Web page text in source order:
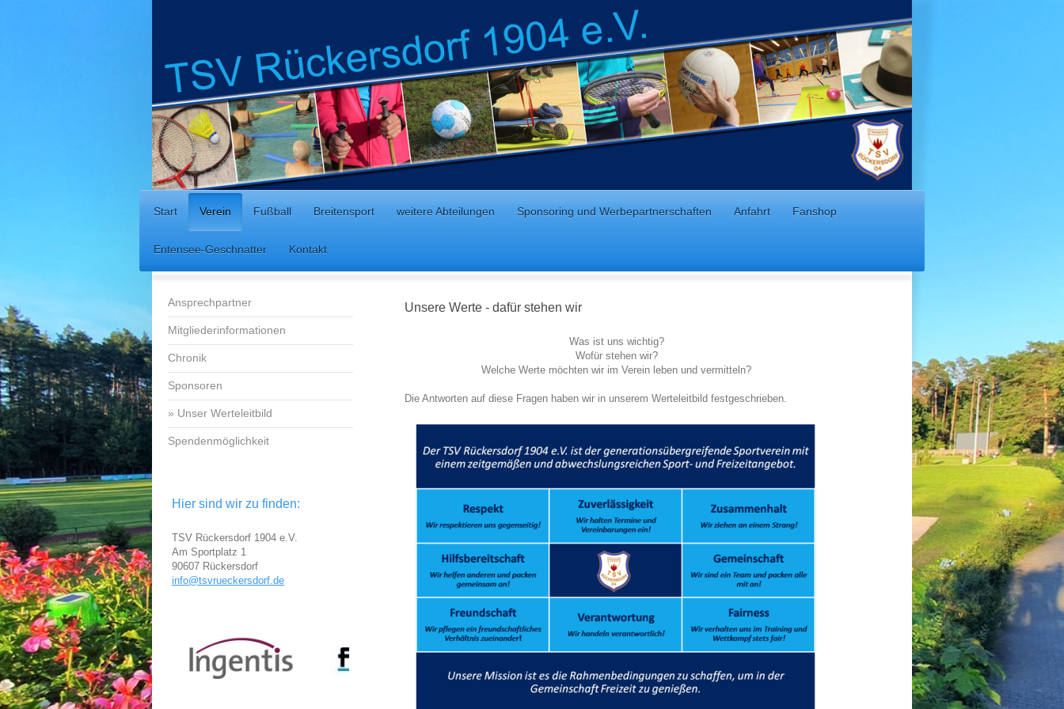
Start Verein Fußball Breitensport weitere Abteilungen Sponsoring und Werbepartnerschaften Anfahrt Fanshop
Entensee-Geschnatter Kontakt
Unsere Werte - dafür stehen wir
Was ist uns wichtig?
Wofür stehen wir?
Welche Werte möchten wir im Verein leben und vermitteln?
Die Antworten auf diese Fragen haben wir in unserem Werteleitbild festgeschrieben.
Ansprechpartner
Mitgliederinformationen
Chronik
Sponsoren
Unser Werteleitbild
Spendenmöglichkeit
Hier sind wir zu finden:
TSV Rückersdorf 1904 e.V.
Am Sportplatz 1
90607 Rückersdorf
info@tsvrueckersdorf.de